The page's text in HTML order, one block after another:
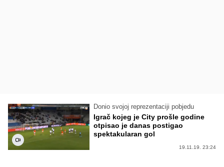
Donio svojoj reprezentaciji pobjedu
Igrač kojeg je City prošle godine
otpisao je danas postigao
spektakularan gol
19.11.19. 23:24